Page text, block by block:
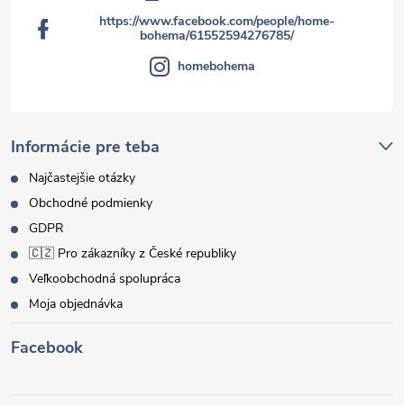
Informácie pre teba
Najčastejšie otázky
Obchodné podmienky
GDPR
🇨🇿 Pro zákazníky z České republiky
Veľkoobchodná spolupráca
Moja objednávka
https://www.facebook.com/people/home-
bohema/61552594276785/
homebohema
Facebook